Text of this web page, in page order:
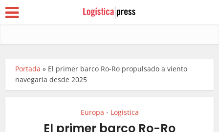
Portada » El primer barco Ro-Ro propulsado a viento
navegaría desde 2025
Europa • Logistica
El primer barco Ro-Ro